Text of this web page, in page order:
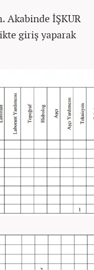
Akabinde İŞKUR
giriş yaparak